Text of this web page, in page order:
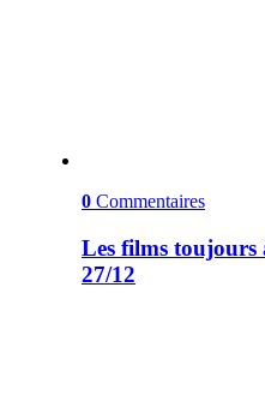
0 Commentaires
Les films toujours
27/12